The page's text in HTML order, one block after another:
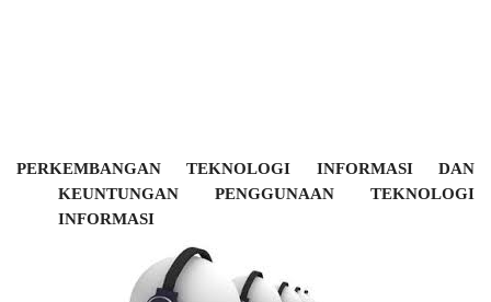
PERKEMBANGAN TEKNOLOGI INFORMASI
DAN
KEUNTUNGAN
PENGGUNAAN
TEKNOLOGI
INFORMASI